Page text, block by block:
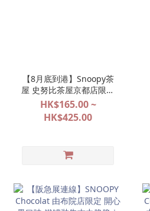
【8月底到港】Snoopy茶
屋 史努比茶屋京都店限定
提花織物系列袋款代購
HK$165.00 ~
HK$425.00